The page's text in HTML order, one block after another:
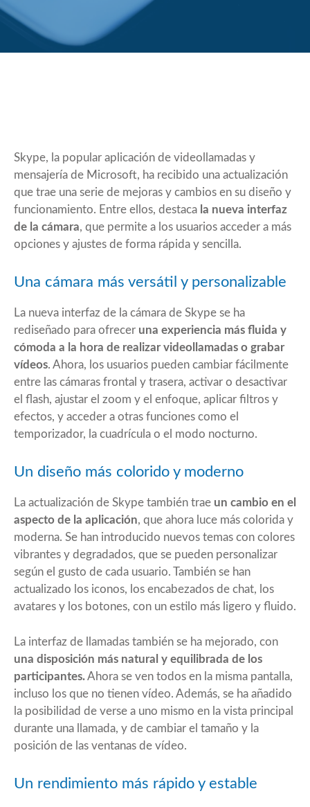
Skype, la popular aplicación de videollamadas y
mensajería de Microsoft, ha recibido una actualización
que trae una serie de mejoras y cambios en su diseño y
funcionamiento. Entre ellos, destaca la nueva interfaz
de la cámara, que permite a los usuarios acceder a más
opciones y ajustes de forma rápida y sencilla.
Una cámara más versátil y personalizable
La nueva interfaz de la cámara de Skype se ha
rediseñado para ofrecer una experiencia más fluida y
cómoda a la hora de realizar videollamadas o grabar
vídeos. Ahora, los usuarios pueden cambiar fácilmente
entre las cámaras frontal y trasera, activar o desactivar
el flash, ajustar el zoom y el enfoque, aplicar filtros y
efectos, y acceder a otras funciones como el
temporizador, la cuadrícula o el modo nocturno.
Un diseño más colorido y moderno
La actualización de Skype también trae un cambio en el
aspecto de la aplicación, que ahora luce más colorida y
moderna. Se han introducido nuevos temas con colores
vibrantes y degradados, que se pueden personalizar
según el gusto de cada usuario. También se han
actualizado los iconos, los encabezados de chat, los
avatares y los botones, con un estilo más ligero y fluido.
La interfaz de llamadas también se ha mejorado, con
una disposición más natural y equilibrada de los
participantes.Ahora se ven todos en la misma pantalla,
incluso los que no tienen vídeo. Además, se ha añadido
la posibilidad de verse a uno mismo en la vista principal
durante una llamada, y de cambiar el tamaño y la
posición de las ventanas de vídeo.
Un rendimiento más rápido y estable